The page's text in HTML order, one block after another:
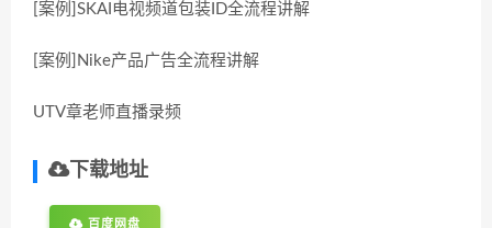
[案例]SKAI电视频道包装ID全流程讲解
[案例]Nike产品广告全流程讲解
UTV章老师直播录频
下载地址
百度网盘